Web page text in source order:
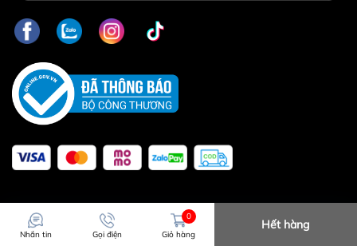
Nhắn tin Gọi điện
0
Giỏ hàng
Hết hàng